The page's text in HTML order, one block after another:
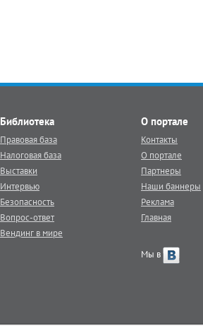
Библиотека
Правовая база
Налоговая база
Выставки
Интервью
Безопасность
Вопрос-ответ
Вендинг в мире
О портале
Контакты
О портале
Партнеры
Наши баннеры
Реклама
Главная
Мы в